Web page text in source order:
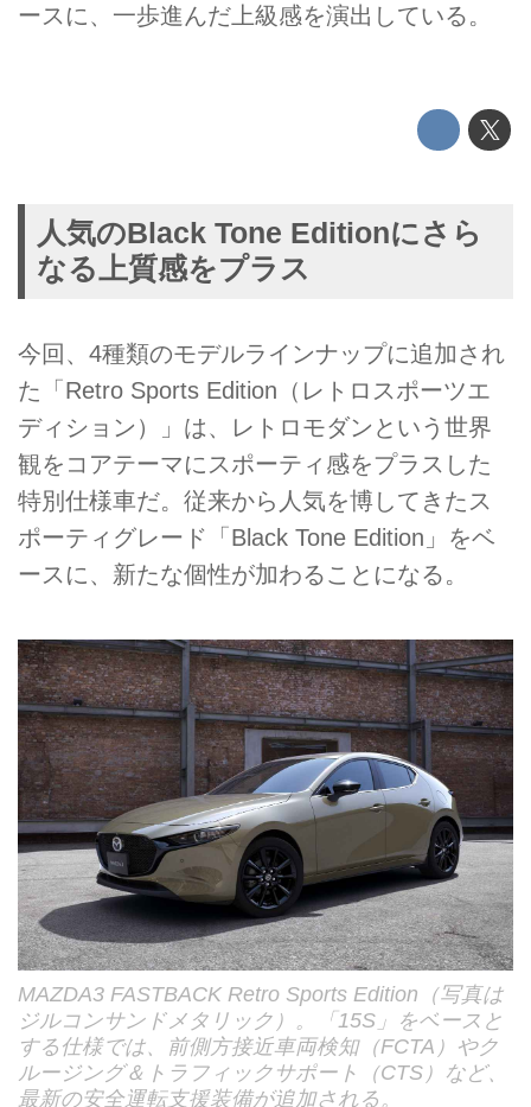
ースに、一歩進んだ上級感を演出している。
人気のBlack Tone Editionにさら
なる上質感をプラス
今回、4種類のモデルラインナップに追加され
た「Retro Sports Edition（レトロスポーツエ
ディション）」は、レトロモダンという世界
観をコアテーマにスポーティ感をプラスした
特別仕様車だ。従来から人気を博してきたス
ポーティグレード「Black Tone Edition」をベ
ースに、新たな個性が加わることになる。
MAZDA3 FASTBACK Retro Sports Edition（写真は
ジルコンサンドメタリック）。「15S」をベースと
する仕様では、前側方接近車両検知（FCTA）やク
ルージング＆トラフィックサポート（CTS）など、
最新の安全運転支援装備が追加される。